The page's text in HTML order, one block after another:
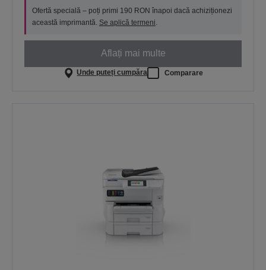
Ofertă specială – poți primi 190 RON înapoi dacă achiziționezi
această imprimantă. Se aplică termeni.
Aflați mai multe
Unde puteți cumpăra Comparare